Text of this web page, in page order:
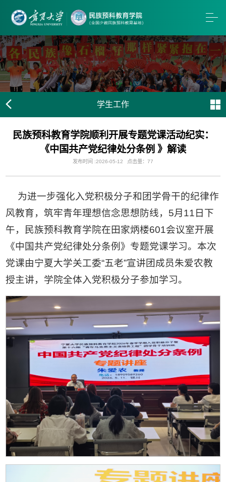
学生工作
民族预科教育学院顺利开展专题党课活动纪实：
《中国共产党纪律处分条例 》解读
发布时间 :2026-05-12 点击量： 77
为进一步强化入党积极分子和团学骨干的纪律作
风教育，筑牢青年理想信念思想防线，5月11日下
午，民族预科教育学院在田家炳楼601会议室开展
《中国共产党纪律处分条例》专题党课学习。本次
党课由宁夏大学关工委“五老”宣讲团成员朱爱农教
授主讲，学院全体入党积极分子参加学习。